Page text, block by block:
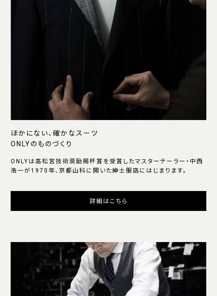
ほかにない、確かなスーツ
ONLYのものづくり
ONLYは高松宮技術奨励賜杯賞を受賞したマスターテーラー・中西
浩一が1970年、京都山科に開いた紳士服店にはじまります。
詳細はこちら